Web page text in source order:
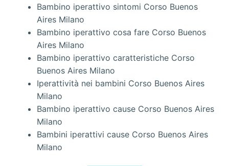
Bambino iperattivo sintomi Corso Buenos
Aires Milano
Bambino iperattivo cosa fare Corso Buenos
Aires Milano
Bambino iperattivo caratteristiche Corso
Buenos Aires Milano
Iperattività nei bambini Corso Buenos Aires
Milano
Bambino iperattivo cause Corso Buenos Aires
Milano
Bambini iperattivi cause Corso Buenos Aires
Milano